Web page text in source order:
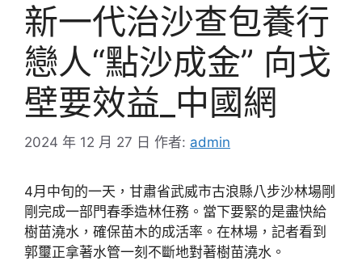
新一代治沙查包養行
戀人“點沙成金” 向戈
壁要效益_中國網
2024 年 12 月 27 日 作者: admin
4月中旬的一天，甘肅省武威市古浪縣八步沙林場剛
剛完成一部門春季造林任務。當下要緊的是盡快給
樹苗澆水，確保苗木的成活率。在林場，記者看到
郭璽正拿著水管一刻不斷地對著樹苗澆水。